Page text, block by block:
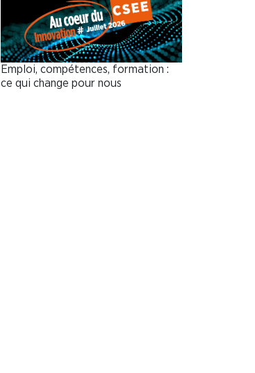
Emploi, compétences, formation :
ce qui change pour nous